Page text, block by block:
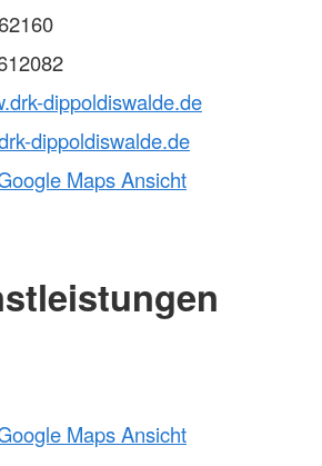
dippoldiswalde.de
dippoldiswalde.de
Maps Ansicht
Maps Ansicht